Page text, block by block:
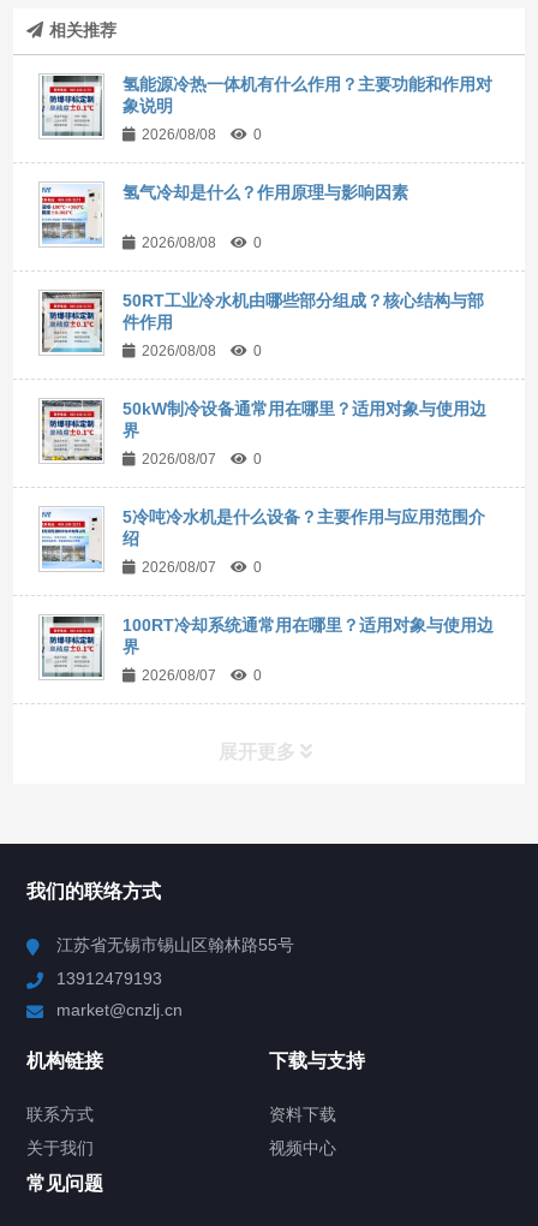
相关推荐
氢能源冷热一体机有什么作用？主要功能和作用对
象说明
2026/08/08 0
氢气冷却是什么？作用原理与影响因素
2026/08/08 0
50RT工业冷水机由哪些部分组成？核心结构与部
件作用
2026/08/08 0
50kW制冷设备通常用在哪里？适用对象与使用边
界
2026/08/07 0
5冷吨冷水机是什么设备？主要作用与应用范围介
绍
2026/08/07 0
100RT冷却系统通常用在哪里？适用对象与使用边
界
2026/08/07 0
展开更多
Chiller高精度制冷循环器
TCU温度控制单元
我们的联络方式
江苏省无锡市锡山区翰林路55号
13912479193
market@cnzlj.cn
机构链接
联系方式
关于我们
下载与支持
资料下载
视频中心
常见问题